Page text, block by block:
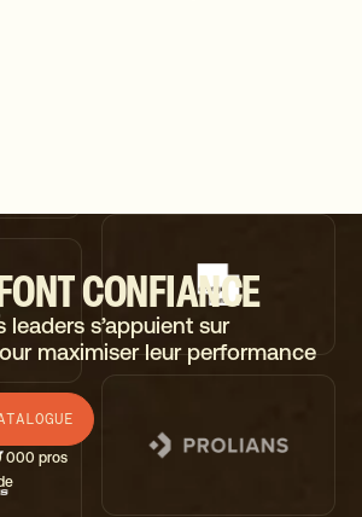
CONFIANCE
leaders s’appuient sur
maximiser leur performance
000 pros